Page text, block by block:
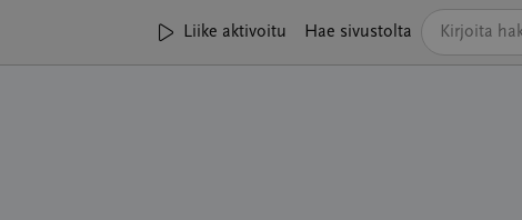
Liike aktivoitu Hae sivustolta